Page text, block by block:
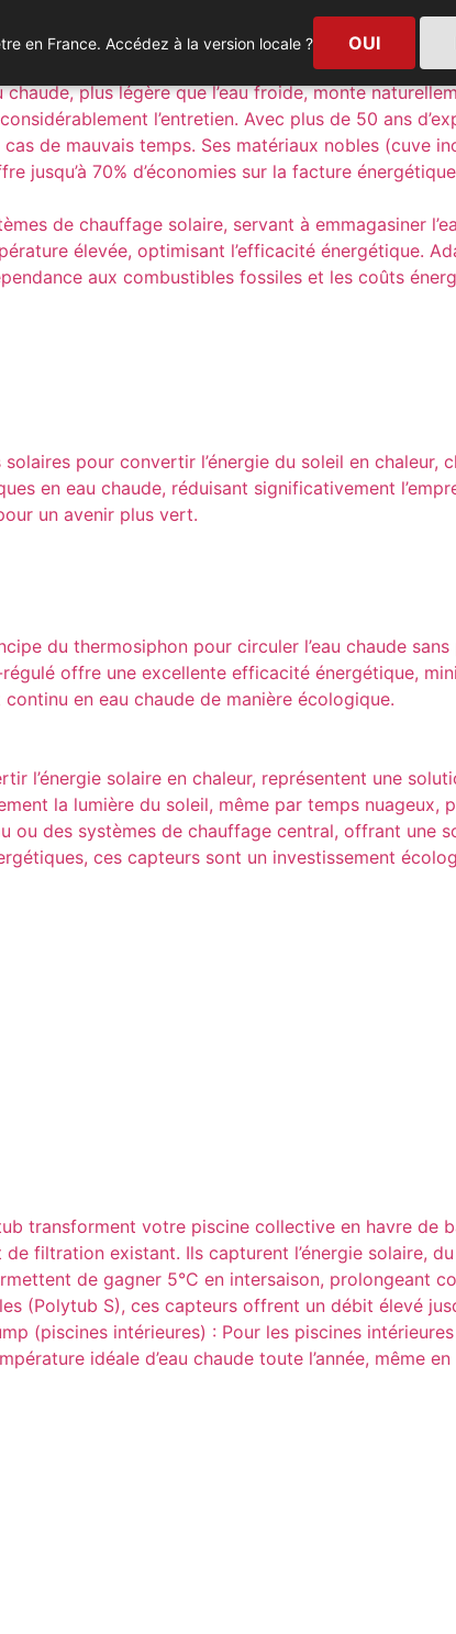
la production d’eau chaude sanitaire collective.
plus légère que l’eau froide, monte
l’entretien. Avec plus de 50 ans
de mauvais temps. Ses matériaux nobles (cuve
jusqu’à 70% d’économies sur la facture
de chauffage solaire, servant à emmagasiner
élevée, optimisant l’efficacité énergétique.
aux combustibles fossiles et les coûts
pour convertir l’énergie du soleil en chaleur,
en eau chaude, réduisant significativement
un avenir plus vert.
du thermosiphon pour circuler l’eau chaude
offre une excellente efficacité énergétique,
en eau chaude de manière écologique.
l’énergie solaire en chaleur, représentent une
la lumière du soleil, même par temps
ou des systèmes de chauffage central, offrant une
ces capteurs sont un investissement
transforment votre piscine collective en havre de
filtration existant. Ils capturent l’énergie solaire,
de gagner 5°C en intersaison, prolongeant
(Polytub S), ces capteurs offrent un débit élevé
(piscines intérieures) : Pour les piscines
idéale d’eau chaude toute l’année, même
en France. Accédez à la version locale ? OUI